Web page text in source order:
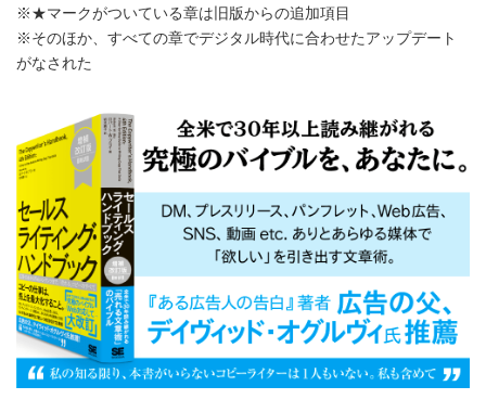
※★マークがついている章は旧版からの追加項目
※そのほか、すべての章でデジタル時代に合わせたアップデート
がなされた